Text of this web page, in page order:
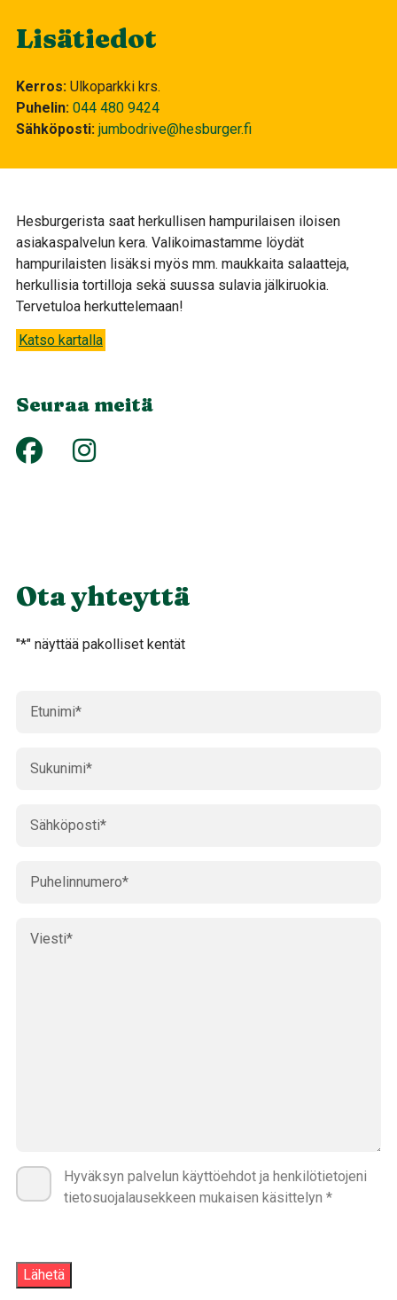
Hesburgerista saat herkullisen hampurilaisen iloisen
asiakaspalvelun kera. Valikoimastamme löydät
hampurilaisten lisäksi myös mm. maukkaita salaatteja,
herkullisia tortilloja sekä suussa sulavia jälkiruokia.
Tervetuloa herkuttelemaan!
Katso kartalla
Seuraa meitä
Lisätiedot
Kerros Ulkoparkki krs.
Puhelin 044 480 9424
Sähköposti jumbodrive@hesburger.fi
Ota yhteyttä
"*" näyttää pakolliset kentät
Hyväksyn palvelun käyttöehdot ja henkilötietojeni
tietosuojalausekkeen mukaisen käsittelyn *